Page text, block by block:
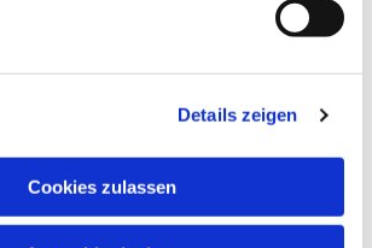
Details zeigen
Cookies zulassen